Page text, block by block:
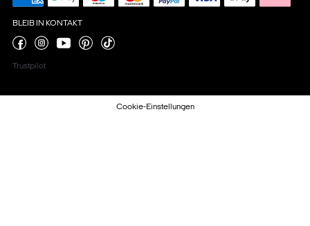
BLEIB IN KONTAKT
Trustpilot
Cookie-Einstellungen